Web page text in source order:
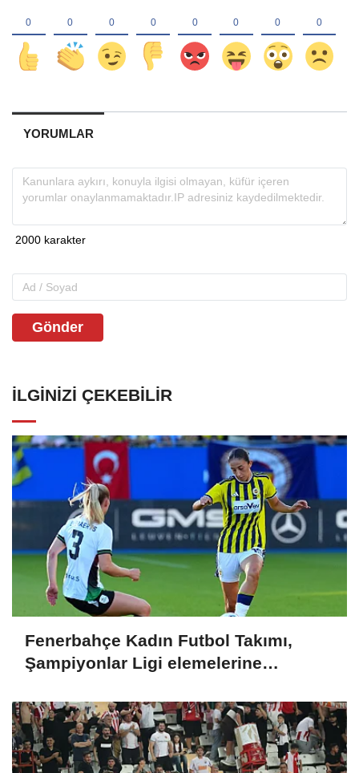
YORUMLAR
Gönder
İLGINIZI ÇEKEBILIR
Fenerbahçe Kadın Futbol Takımı,
Şampiyonlar Ligi elemelerine